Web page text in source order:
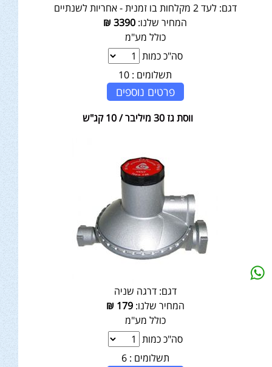
דגם: לעד 2 מקלחות בו זמנית - אחריות לשנתיים
המחיר שלנו: 3390
₪
כולל מע"מ
סה"כ כמות
תשלומים : 10
פרטים נוספים
ווסת גז 30 מיליבר / 10 קג"ש
דגם: דרגה שניה
המחיר שלנו:179
₪
כולל מע"מ
סה"כ כמות
תשלומים : 6